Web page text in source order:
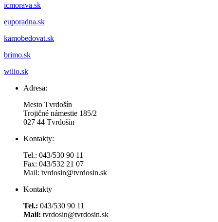
icmorava.sk
euporadna.sk
kamobedovat.sk
brimo.sk
wilio.sk
Adresa:
Mesto Tvrdošín
Trojičné námestie 185/2
027 44 Tvrdošín
Kontakty:
Tel.: 043/530 90 11
Fax: 043/532 21 07
Mail: tvrdosin@tvrdosin.sk
Kontakty
Tel.: 043/530 90 11
Mail: tvrdosin@tvrdosin.sk